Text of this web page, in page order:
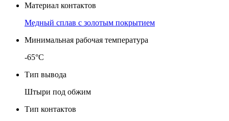
Материал контактов
Медный сплав с золотым покрытием
Минимальная рабочая температура
-65°C
Тип вывода
Штыри под обжим
Тип контактов